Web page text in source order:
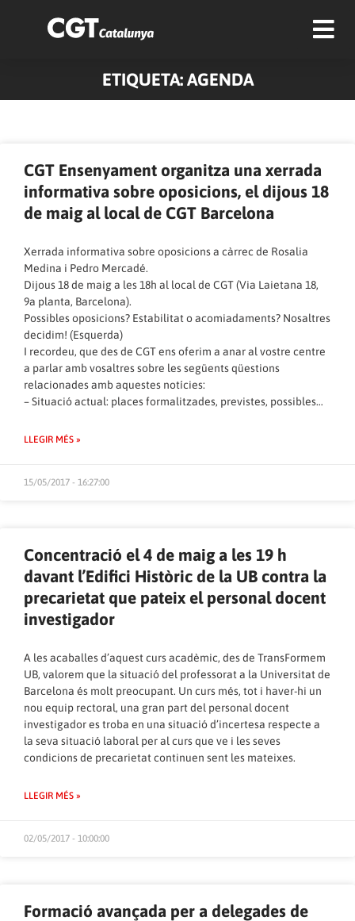
ETIQUETA: AGENDA
CGT Ensenyament organitza una xerrada
informativa sobre oposicions, el dijous 18
de maig al local de CGT Barcelona
Xerrada informativa sobre oposicions a càrrec de Rosalia
Medina i Pedro Mercadé.
Dijous 18 de maig a les 18h al local de CGT (Via Laietana 18,
9a planta, Barcelona).
Possibles oposicions? Estabilitat o acomiadaments? Nosaltres
decidim! (Esquerda)
I recordeu, que des de CGT ens oferim a anar al vostre centre
a parlar amb vosaltres sobre les següents qüestions
relacionades amb aquestes notícies:
– Situació actual: places formalitzades, previstes, possibles…
LLEGIR MÉS »
15/05/2017 - 16:27:00
Concentració el 4 de maig a les 19 h
davant l’Edifici Històric de la UB contra la
precarietat que pateix el personal docent
investigador
A les acaballes d’aquest curs acadèmic, des de TransFormem
UB, valorem que la situació del professorat a la Universitat de
Barcelona és molt preocupant. Un curs més, tot i haver-hi un
nou equip rectoral, una gran part del personal docent
investigador es troba en una situació d’incertesa respecte a
la seva situació laboral per al curs que ve i les seves
condicions de precarietat continuen sent les mateixes.
LLEGIR MÉS »
02/05/2017 - 10:00:00
Formació avançada per a delegades de